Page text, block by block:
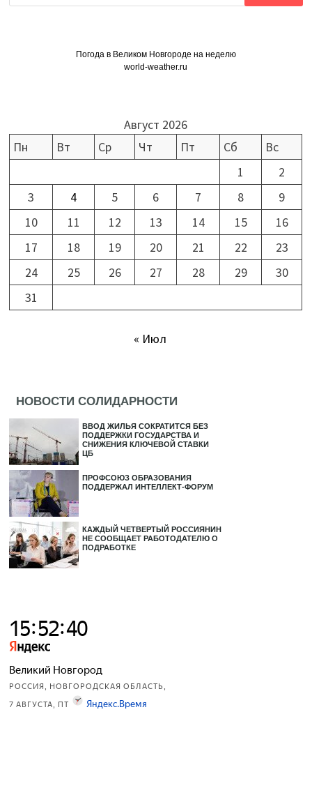
Погода в Великом Новгороде на неделю
world-weather.ru
Август 2026
Пн
Вт Ср Чт Пт Сб
Вс
1
2
3
4 5 6 7 8
9
10
11 12 13 14 15
16
17
18 19 20 21 22
23
24
25 26 27 28 29
30
31
« Июл
НОВОСТИ СОЛИДАРНОСТИ
ВВОД ЖИЛЬЯ СОКРАТИТСЯ БЕЗ
ПОДДЕРЖКИ ГОСУДАРСТВА И
СНИЖЕНИЯ КЛЮЧЕВОЙ СТАВКИ
ЦБ
ПРОФСОЮЗ ОБРАЗОВАНИЯ
ПОДДЕРЖАЛ ИНТЕЛЛЕКТ-ФОРУМ
КАЖДЫЙ ЧЕТВЕРТЫЙ РОССИЯНИН
НЕ СООБЩАЕТ РАБОТОДАТЕЛЮ О
ПОДРАБОТКЕ